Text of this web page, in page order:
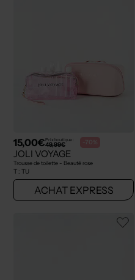
15,00€Prix boutique :
49,99€ -70%
JOLI VOYAGE
Trousse de toilette - Beauté rose
T : TU
ACHAT EXPRESS